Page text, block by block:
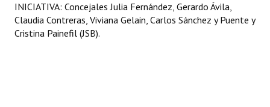
INICIATIVA: Concejales Julia Fernández, Gerardo Ávila,
Claudia Contreras, Viviana Gelain, Carlos Sánchez y Puente y
Cristina Painefil (JSB).